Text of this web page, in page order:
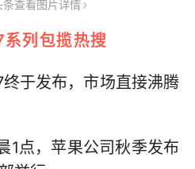
查看图片详情
列包揽热搜
于发布，市场直接沸腾
1点，苹果公司秋季发布